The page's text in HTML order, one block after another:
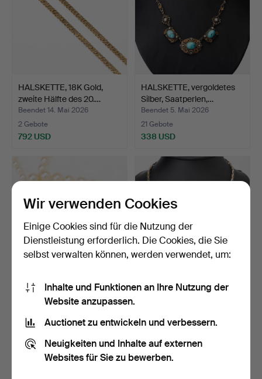
HALSKETTE, 18K Gold,
zweite Hälfte des 20.…
Beendet 14. Mai 2026
2 Gebote
792 USD
HALSKETTE, vergoldetes
Silber, Saatperlen,…
Beendet 5. Mai 2026
21 Gebote
338 USD
PERLENCOLLIER,
Verschluss aus Silber.
Beendet 29. Apr 2026
1 Gebot
HALSKETTE, 18K
Gold/Weißgold, Guldfynd,
3 Gebote
Wir verwenden Cookies
Einige Cookies sind für die Nutzung der
Dienstleistung erforderlich. Die Cookies, die Sie
selbst verwalten können, werden verwendet, um:
Inhalte und Funktionen an Ihre Nutzung der
Website anzupassen.
Auctionet zu entwickeln und verbessern.
Neuigkeiten und Inhalte auf externen
Websites für Sie zu bewerben.